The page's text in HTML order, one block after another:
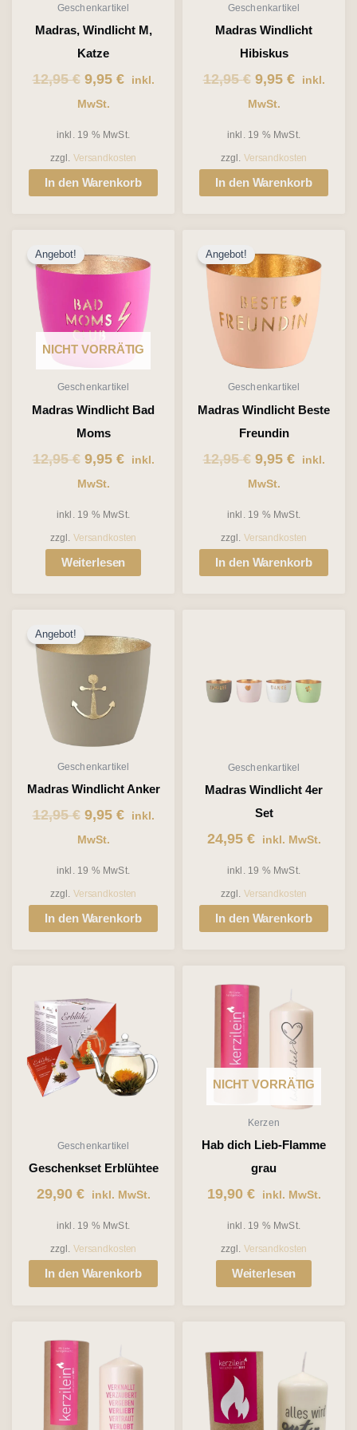
Geschenkartikel
Madras, Windlicht M,
Katze
12,95€ 9,95 €
inkl.
MwSt.
inkl. 19 % MwSt.
zzgl. Versandkosten
In den Warenkorb
Geschenkartikel
Madras Windlicht
Hibiskus
12,95€ 9,95 €
inkl.
MwSt.
inkl. 19 % MwSt.
zzgl. Versandkosten
In den Warenkorb
NICHT VORRÄTIG
Angebot!
Geschenkartikel
Madras Windlicht Bad
Moms
12,95€
Preis
12,95 €
9,95 €
Preis
9,95 €.
inkl.
MwSt.
inkl. 19 % MwSt.
zzgl. Versandkosten
Weiterlesen
Angebot!
Geschenkartikel
Madras Windlicht Beste
Freundin
12,95€
Preis
12,95 €
9,95 €
Preis
9,95 €.
inkl.
MwSt.
inkl. 19 % MwSt.
zzgl. Versandkosten
In den Warenkorb
Angebot!
Geschenkartikel
Madras Windlicht Anker
12,95€
Preis
12,95 €
9,95 €
Preis
9,95 €.
inkl.
MwSt.
inkl. 19 % MwSt.
zzgl. Versandkosten
In den Warenkorb
Geschenkartikel
Madras Windlicht 4er
Set
24,95 € inkl. MwSt.
inkl. 19 % MwSt.
zzgl. Versandkosten
In den Warenkorb
Geschenkartikel
Geschenkset Erblühtee
29,90 € inkl. MwSt.
inkl. 19 % MwSt.
zzgl. Versandkosten
In den Warenkorb
NICHT VORRÄTIG
Kerzen
Hab dich Lieb-Flamme
grau
19,90 € inkl. MwSt.
inkl. 19 % MwSt.
zzgl. Versandkosten
Weiterlesen